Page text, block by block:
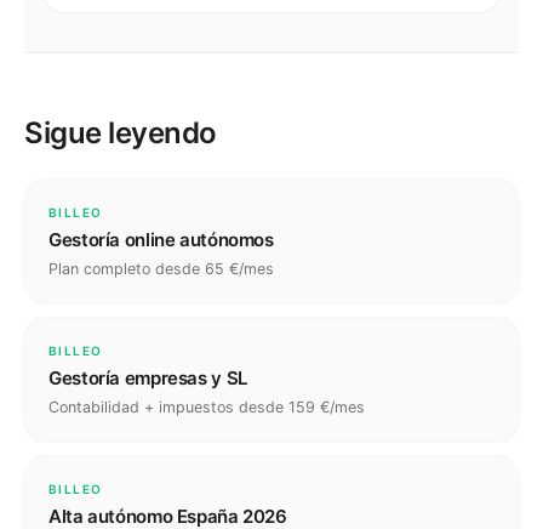
Sigue leyendo
BILLEO
Gestoría online autónomos
Plan completo desde 65 €/mes
BILLEO
Gestoría empresas y SL
Contabilidad + impuestos desde 159 €/mes
BILLEO
Alta autónomo España 2026